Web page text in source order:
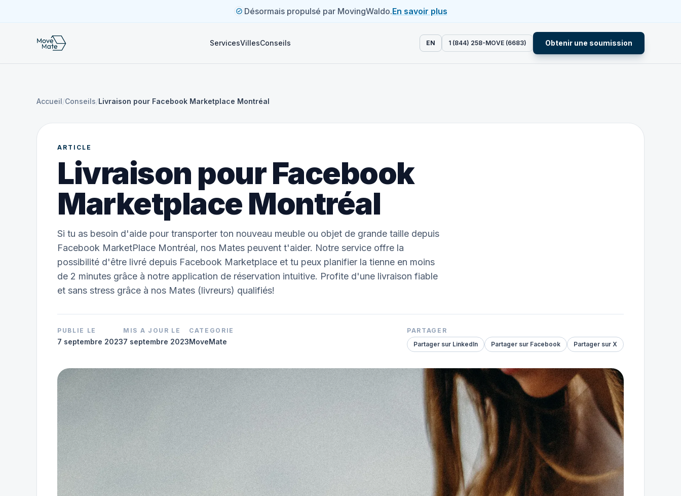
Désormais propulsé par MovingWaldo.En savoir plus
ServicesVillesConseils EN 1 (844) 258-MOVE (6683) Obtenir une soumission
Accueil/Conseils/Livraison pour Facebook Marketplace Montréal
ARTICLE
Livraison pour Facebook
Marketplace Montréal
Si tu as besoin d'aide pour transporter ton nouveau meuble ou objet de grande taille depuis
Facebook MarketPlace Montréal, nos Mates peuvent t'aider. Notre service offre la
possibilité d'être livré depuis Facebook Marketplace et tu peux planifier la tienne en moins
de 2 minutes grâce à notre application de réservation intuitive. Profite d'une livraison fiable
et sans stress grâce à nos Mates (livreurs) qualifiés!
PUBLIE LE
7 septembre 2023
MIS A JOUR LE
7 septembre 2023
CATEGORIE
MoveMate
PARTAGER
Partager sur LinkedIn
Partager sur Facebook Partager sur X